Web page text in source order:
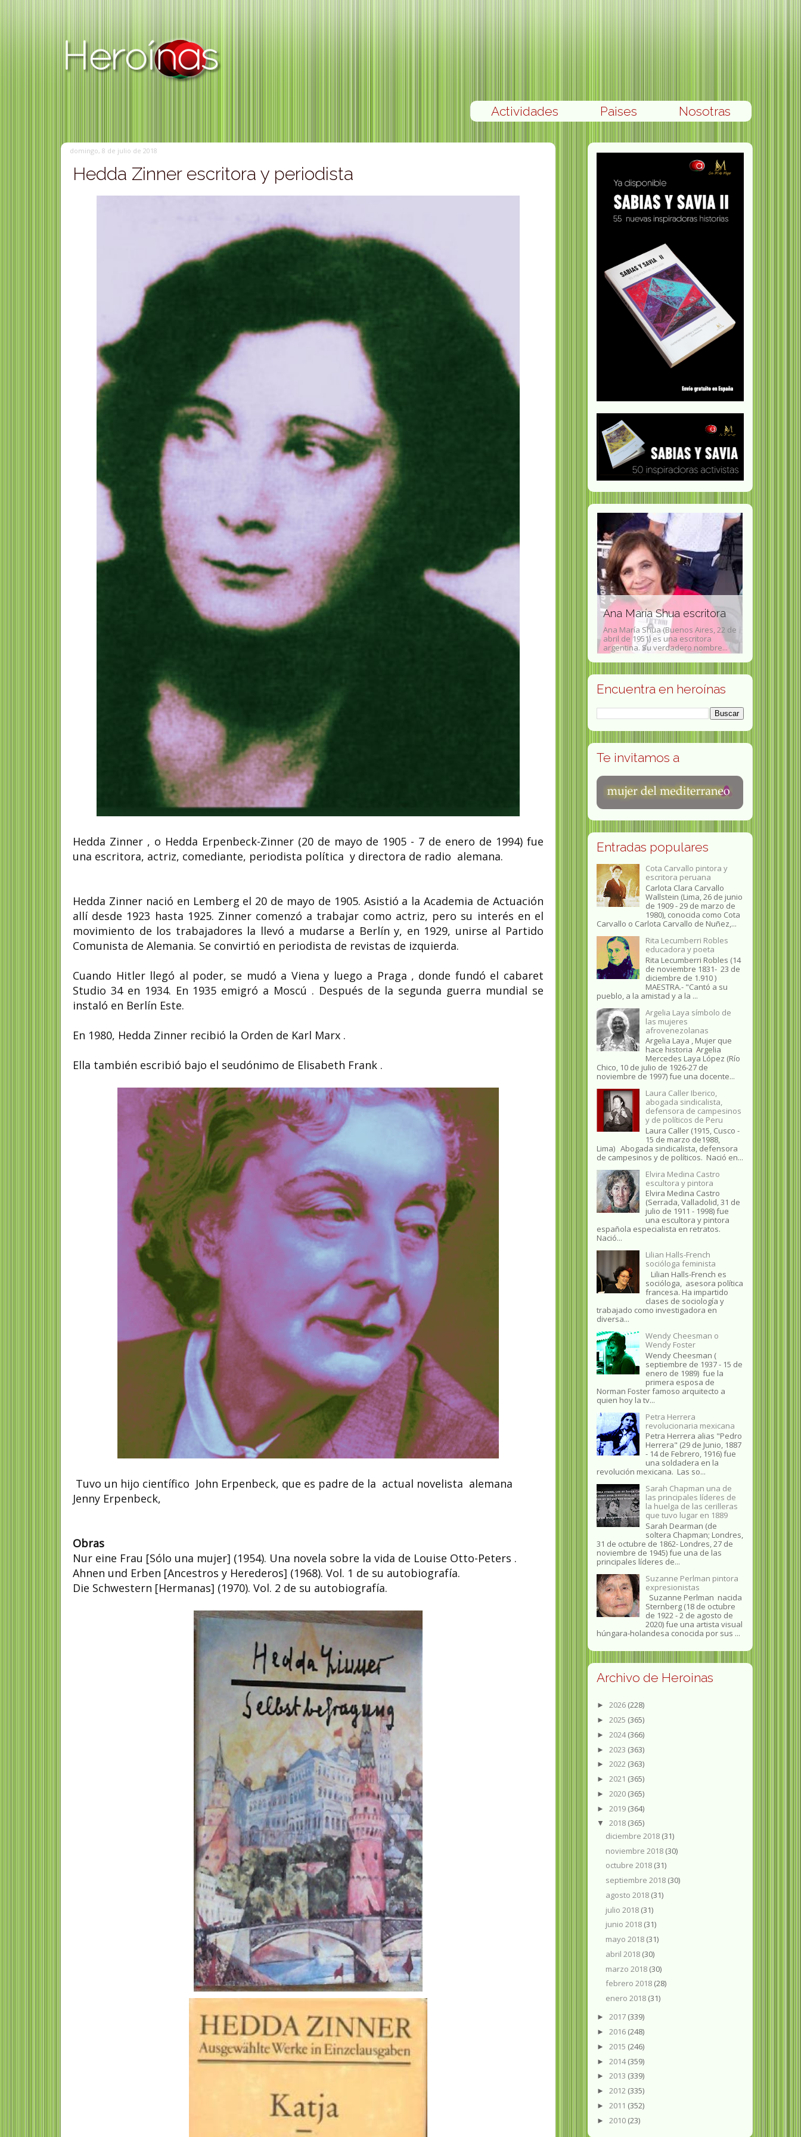
Nosotras
Paises
Actividades
domingo, 8 de julio de 2018
Hedda Zinner escritora y periodista
Hedda Zinner , o Hedda Erpenbeck-Zinner (20 de mayo de 1905 - 7 de enero de 1994) fue
una escritora, actriz, comediante, periodista política y directora de radio alemana.
Hedda Zinner nació en Lemberg el 20 de mayo de 1905. Asistió a la Academia de Actuación
allí desde 1923 hasta 1925. Zinner comenzó a trabajar como actriz, pero su interés en el
movimiento de los trabajadores la llevó a mudarse a Berlín y, en 1929, unirse al Partido
Comunista de Alemania. Se convirtió en periodista de revistas de izquierda.
Cuando Hitler llegó al poder, se mudó a Viena y luego a Praga , donde fundó el cabaret
Studio 34 en 1934. En 1935 emigró a Moscú . Después de la segunda guerra mundial se
instaló en Berlín Este.
En 1980, Hedda Zinner recibió la Orden de Karl Marx .
Ella también escribió bajo el seudónimo de Elisabeth Frank .
Tuvo un hijo científico John Erpenbeck, que es padre de la actual novelista alemana
Jenny Erpenbeck,
Obras
Nur eine Frau [Sólo una mujer] (1954). Una novela sobre la vida de Louise Otto-Peters .
Ahnen und Erben [Ancestros y Herederos] (1968). Vol. 1 de su autobiografía.
Die Schwestern [Hermanas] (1970). Vol. 2 de su autobiografía.
Angelina Konstantinovna
Guskova neuróloga,
neurocirujana y experta en
protección radiológica rusa
Angelina Konstantinovna Guskova
María Martínez ceramista
Germania Paz y Miño
escultora ecuatoriana
Germania Paz y Miño (Quito, 1913-
2002) fue una artista clave para la
renovación de la...
Ana María Shua escritora
Ana María Shua (Buenos Aires, 22 de
abril de 1951) es una escritora
argentina. Su verdadero nombre...
Encuentra en heroínas
Te invitamos a
Entradas populares
Cota Carvallo pintora y
escritora peruana
Carlota Clara Carvallo
Wallstein (Lima, 26 de junio
de 1909 - 29 de marzo de
1980), conocida como Cota
Carvallo o Carlota Carvallo de Nuñez,...
Rita Lecumberri Robles
educadora y poeta
Rita Lecumberri Robles (14
de noviembre 1831- 23 de
diciembre de 1.910 )
MAESTRA.- "Cantó a su
pueblo, a la amistad y a la ...
Argelia Laya símbolo de
las mujeres
afrovenezolanas
Argelia Laya , Mujer que
hace historia Argelia
Mercedes Laya López (Río
Chico, 10 de julio de 1926-27 de
noviembre de 1997) fue una docente...
Laura Caller Iberico,
abogada sindicalista,
defensora de campesinos
y de políticos de Peru
Laura Caller (1915, Cusco -
15 de marzo de1988,
Lima) Abogada sindicalista, defensora
de campesinos y de políticos. Nació en...
Elvira Medina Castro
escultora y pintora
Elvira Medina Castro
(Serrada, Valladolid, 31 de
julio de 1911 - 1998) fue
una escultora y pintora
española especialista en retratos.
Nació...
Lilian Halls-French
socióloga feminista
Lilian Halls-French es
socióloga, asesora política
francesa. Ha impartido
clases de sociología y
trabajado como investigadora en
diversa...
Wendy Cheesman o
Wendy Foster
Wendy Cheesman (
septiembre de 1937 - 15 de
enero de 1989) fue la
primera esposa de
Norman Foster famoso arquitecto a
quien hoy la tv...
Petra Herrera
revolucionaria mexicana
Petra Herrera alias "Pedro
Herrera" (29 de Junio, 1887
- 14 de Febrero, 1916) fue
una soldadera en la
revolución mexicana. Las so...
Sarah Chapman una de
las principales líderes de
la huelga de las cerilleras
que tuvo lugar en 1889
Sarah Dearman (de
soltera Chapman; Londres,
31 de octubre de 1862​- Londres, 27 de
noviembre de 1945)​ fue una de las
principales líderes de...
Suzanne Perlman pintora
expresionistas
Suzanne Perlman nacida
Sternberg (18 de octubre
de 1922 - 2 de agosto de
2020) fue una artista visual
húngara-holandesa conocida por sus ...
Archivo de Heroinas
► 2026 (228)
► 2025 (365)
► 2024(366)
► 2023 (363)
► 2022 (363)
► 2021 (365)
► 2020 (365)
► 2019 (364)
▼ 2018 (365)
diciembre 2018 (31)
noviembre 2018 (30)
octubre 2018 (31)
septiembre 2018 (30)
agosto 2018 (31)
julio 2018 (31)
junio 2018 (31)
mayo 2018 (31)
abril 2018 (30)
marzo 2018 (30)
febrero 2018 (28)
enero 2018 (31)
► 2017 (339)
► 2016 (248)
► 2015 (246)
► 2014(359)
► 2013 (339)
► 2012 (335)
► 2011 (352)
► 2010 (23)